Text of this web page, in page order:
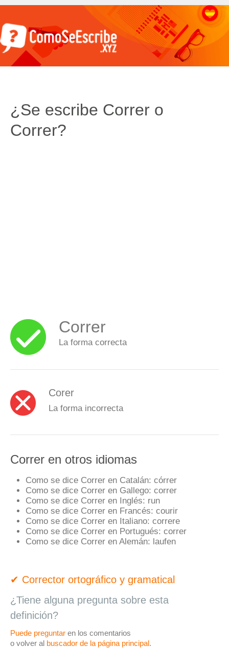
¿Se escribe Correr o
Correr?
Correr
La forma correcta
Corer
La forma incorrecta
Correr en otros idiomas
Como se dice Correr en Catalán: córrer
Como se dice Correr en Gallego: correr
Como se dice Correr en Inglés: run
Como se dice Correr en Francés: courir
Como se dice Correr en Italiano: correre
Como se dice Correr en Portugués: correr
Como se dice Correr en Alemán: laufen
✔ Corrector ortográfico y gramatical
¿Tiene alguna pregunta sobre esta
definición?
Puede preguntar en los comentarios
o volver al buscador de la página principal.